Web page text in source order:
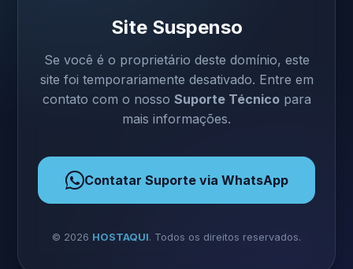
Site Suspenso
Se você é o proprietário deste domínio, este
site foi temporariamente desativado. Entre em
contato com o nosso Suporte Técnicopara
mais informações.
Contatar Suporte via WhatsApp
© 2026 HOSTAQUI. Todos os direitos reservados.